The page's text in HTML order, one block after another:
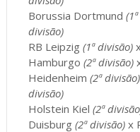
Borussia Dortmund
divisão)
RB Leipzig (1ª divisão)
Hamburgo (2ª divisão)
Heidenheim (2ª divisão)
divisão)
Holstein Kiel (2ª
Duisburg (2ª divisão)x